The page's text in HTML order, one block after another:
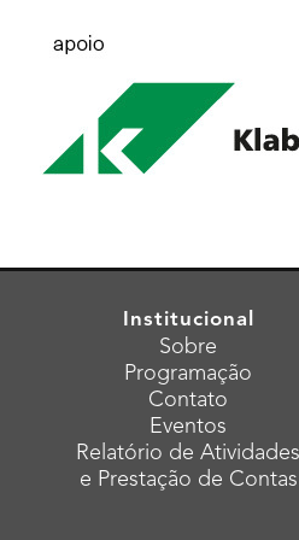
Institucional
Sobre
Programação
Contato
Eventos
Relatório de
e Prestação de Contas